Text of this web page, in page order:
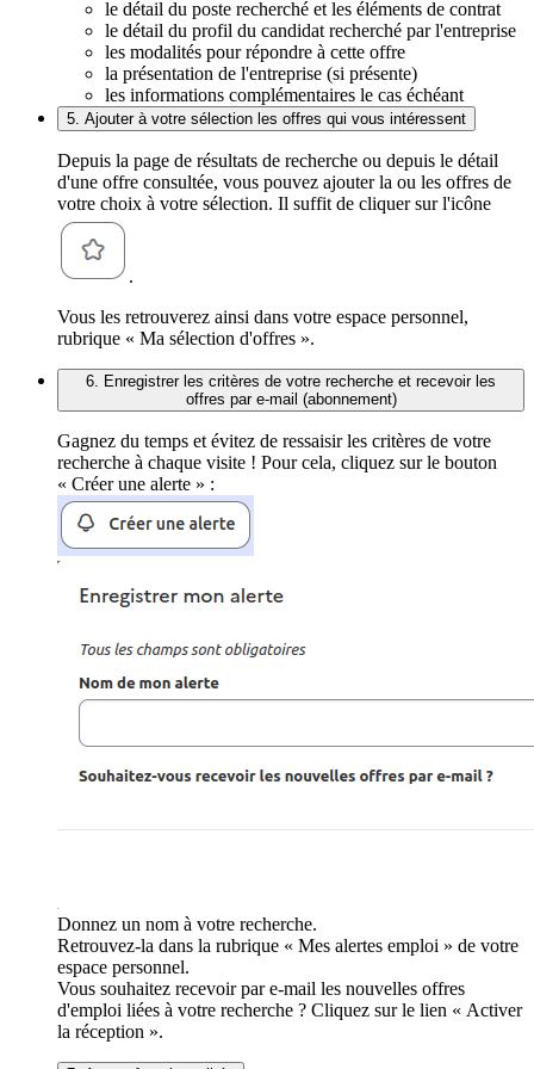
le détail du poste recherché et les éléments de contrat
le détail du profil du candidat recherché par l'entreprise
les modalités pour répondre à cette offre
la présentation de l'entreprise (si présente)
les informations complémentaires le cas échéant
5. Ajouter à votre sélection les offres qui vous intéressent
Depuis la page de résultats de recherche ou depuis le détail
d'une offre consultée, vous pouvez ajouter la ou les offres de
votre choix à votre sélection. Il suffit de cliquer sur l'icône
.
Vous les retrouverez ainsi dans votre espace personnel,
rubrique « Ma sélection d'offres ».
6. Enregistrer les critères de votre recherche et recevoir les
offres par e-mail (abonnement)
Gagnez du temps et évitez de ressaisir les critères de votre
recherche à chaque visite ! Pour cela, cliquez sur le bouton
« Créer une alerte » :
Donnez un nom à votre recherche.
Retrouvez-la dans la rubrique « Mes alertes emploi » de votre
espace personnel.
Vous souhaitez recevoir par e-mail les nouvelles offres
d'emploi liées à votre recherche ? Cliquez sur le lien « Activer
la réception ».